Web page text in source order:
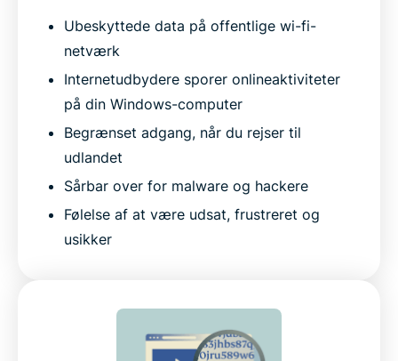
Ubeskyttede data på offentlige wi-fi-
netværk
Internetudbydere sporer onlineaktiviteter
på din Windows-computer
Begrænset adgang, når du rejser til
udlandet
Sårbar over for malware og hackere
Følelse af at være udsat, frustreret og
usikker